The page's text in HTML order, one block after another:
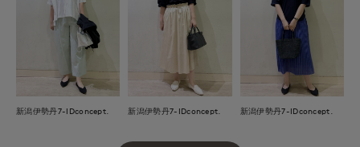
新潟伊勢丹7-IDconcept. 新潟伊勢丹7-IDconcept. 新潟伊勢丹7-IDconcept.